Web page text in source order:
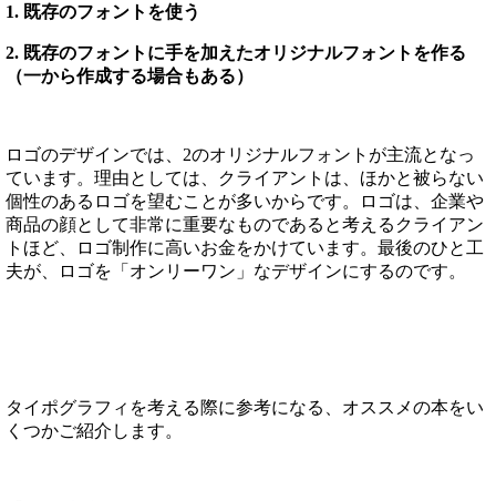
1. 既存のフォントを使う
2. 既存のフォントに手を加えたオリジナルフォントを作る
（一から作成する場合もある）
ロゴのデザインでは、2のオリジナルフォントが主流となっ
ています。理由としては、クライアントは、ほかと被らない
個性のあるロゴを望むことが多いからです。ロゴは、企業や
商品の顔として非常に重要なものであると考えるクライアン
トほど、ロゴ制作に高いお金をかけています。最後のひと工
夫が、ロゴを「オンリーワン」なデザインにするのです。
タイポグラフィを考える際に参考になる、オススメの本をい
くつかご紹介します。